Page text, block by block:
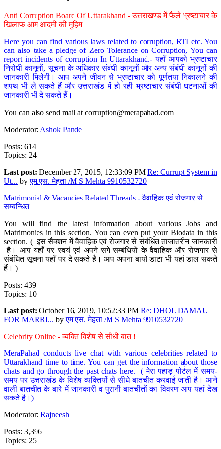
Anti Corruption Board Of Uttarakhand - उत्तराखण्ड में फैले भ्रष्टाचार के
खिलाफ आम आदमी की मुहिम
Here you can find various laws related to corruption, RTI etc. You
can also take a pledge of Zero Tolerance on Corruption, You can
report incidents of corruption In Uttarakhand.- यहाँ आपको भ्रष्टाचार
निरोधी कानूनों, सूचना के अधिकार संबंधी कानूनों और अन्य संबंधी कानूनों की
जानकारी मिलेगी। आप अपने जीवन से भ्रष्टाचार को पूर्णतया निकालने की
शपथ भी ले सकते हैं और उत्तराखंड में हो रही भ्रष्टाचार संबंधी घटनाओं की
जानकारी भी दे सकते हैं।
You can also send mail at corruption@merapahad.com
Moderator: Ashok Pande
Posts: 614
Topics: 24
Last post: December 27, 2015, 12:33:09 PM Re: Currupt System in
Ut... byएम.एस. मेहता /M S Mehta 9910532720
Matrimonial & Vacancies Related Threads - वैवाहिक एवं रोजगार से
सम्बन्धित
You will find the latest information about various Jobs and
Matrimonies in this section. You can even put your Biodata in this
section. ( इस सैक्शन में वैवाहिक एवं रोजगार से संबंधित ताजातरीन जानकारी
है। आप यहाँ पर स्वयं एवं अपने सगे सम्बंधियों के वैवाहिक और रोजगार से
संबंधित सूचना यहाँ पर दे सकते है। आप अपना बायो डाटा भी यहां डाल सकते
हैं। )
Posts: 439
Topics: 10
Last post: October 16, 2019, 10:52:33 PM Re: DHOL DAMAU
FOR MARRI... byएम.एस. मेहता /M S Mehta 9910532720
Celebrity Online - व्यक्ति विशेष से सीधी बात !
MeraPahad conducts live chat with various celebrities related to
Uttarakhand time to time. You can get the information about those
chats and go through the past chats here. ( मेरा पहाड़ पोर्टल में समय-
समय पर उत्तराखंड के विशेष व्यक्तियों से सीधे बातचीत करवाई जाती है। आने
वाली बातचीत के बारे में जानकारी व पुरानी बातचीतों का विवरण आप यहां देख
सकते है।)
Moderator: Rajneesh
Posts: 3,396
Topics: 25